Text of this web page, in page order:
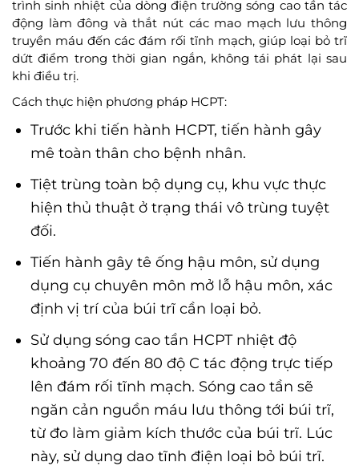
trình sinh nhiệt của dòng điện trường sóng cao tần tác
động làm đông và thắt nút các mao mạch lưu thông
truyền máu đến các đám rối tĩnh mạch, giúp loại bỏ trĩ
dứt điểm trong thời gian ngắn, không tái phát lại sau
khi điều trị.
Cách thực hiện phương pháp HCPT:
Trước khi tiến hành HCPT, tiến hành gây
mê toàn thân cho bệnh nhân.
Tiệt trùng toàn bộ dụng cụ, khu vực thực
hiện thủ thuật ở trạng thái vô trùng tuyệt
đối.
Tiến hành gây tê ống hậu môn, sử dụng
dụng cụ chuyên môn mở lỗ hậu môn, xác
định vị trí của búi trĩ cần loại bỏ.
Sử dụng sóng cao tần HCPT nhiệt độ
khoảng 70 đến 80 độ C tác động trực tiếp
lên đám rối tĩnh mạch. Sóng cao tần sẽ
ngăn cản nguồn máu lưu thông tới búi trĩ,
từ đo làm giảm kích thước của búi trĩ. Lúc
này, sử dụng dao tĩnh điện loại bỏ búi trĩ.